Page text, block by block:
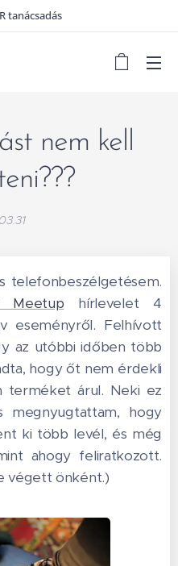
tanácsadás
nem kell
telefonbeszélgetésem.
Meetup hírlevelet 4
eseményről. Felhívott
az utóbbi időben több
hogy őt nem érdekli
terméket árul. Neki ez
megnyugtattam, hogy
ki több levél, és még
ahogy feliratkozott.
végett önként.)